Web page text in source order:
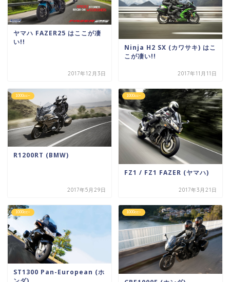
ヤマハ FAZER25 はここが凄
い!!
2017年12月3日
Ninja H2 SX (カワサキ) はこ
こが凄い!!
2017年11月11日
1000cc~
R1200RT (BMW)
2017年5月29日
1000cc~
FZ1 / FZ1 FAZER (ヤマハ)
2017年3月21日
1000cc~
ST1300 Pan-European (ホ
1000cc~